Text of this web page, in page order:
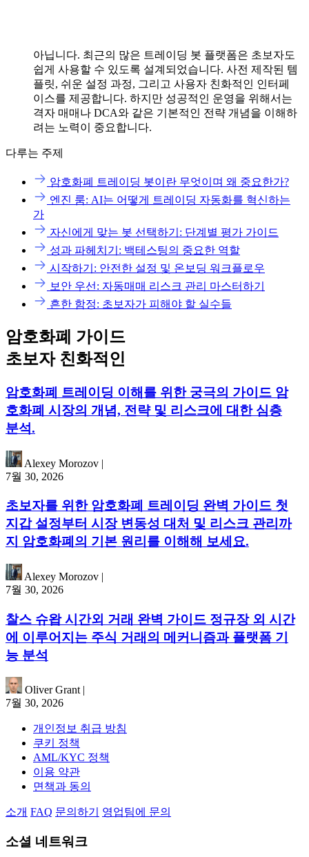
아닙니다. 최근의 많은 트레이딩 봇 플랫폼은 초보자도
쉽게 사용할 수 있도록 설계되었습니다. 사전 제작된 템
플릿, 쉬운 설정 과정, 그리고 사용자 친화적인 인터페
이스를 제공합니다. 하지만 성공적인 운영을 위해서는
격자 매매나 DCA와 같은 기본적인 전략 개념을 이해하
려는 노력이 중요합니다.
다루는 주제
암호화폐 트레이딩 봇이란 무엇이며 왜 중요한가?
엔진 룸: AI는 어떻게 트레이딩 자동화를 혁신하는
가
자신에게 맞는 봇 선택하기: 단계별 평가 가이드
성과 파헤치기: 백테스팅의 중요한 역할
시작하기: 안전한 설정 및 온보딩 워크플로우
보안 우선: 자동매매 리스크 관리 마스터하기
흔한 함정: 초보자가 피해야 할 실수들
암호화폐 가이드
초보자 친화적인
암호화폐 트레이딩 이해를 위한 궁극의 가이드 암
호화폐 시장의 개념, 전략 및 리스크에 대한 심층
분석.
Alexey Morozov |
7월 30, 2026
초보자를 위한 암호화폐 트레이딩 완벽 가이드 첫
지갑 설정부터 시장 변동성 대처 및 리스크 관리까
지 암호화폐의 기본 원리를 이해해 보세요.
Alexey Morozov |
7월 30, 2026
찰스 슈왑 시간외 거래 완벽 가이드 정규장 외 시간
에 이루어지는 주식 거래의 메커니즘과 플랫폼 기
능 분석
Oliver Grant |
7월 30, 2026
개인정보 취급 방침
쿠키 정책
AML/KYC 정책
이용 약관
면책과 동의
소개 FAQ 문의하기 영업팀에 문의
소셜 네트워크